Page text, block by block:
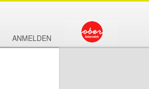
ANMELDEN